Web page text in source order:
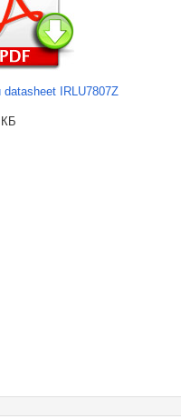
datasheet IRLU7807Z